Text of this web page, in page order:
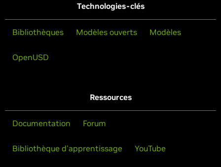
Technologies-clés
Bibliothèques Modèles ouverts Modèles
OpenUSD
Ressources
Documentation Forum
Bibliothèque d'apprentissage YouTube